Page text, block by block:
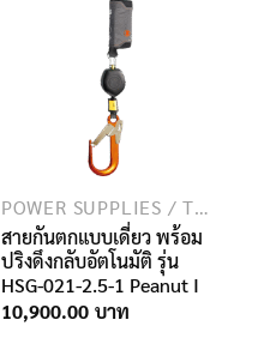
POWER SUPPLIES / TRANSMISSION / TELECOMMUNICATION
สายกันตกแบบเดี่ยว พร้อม
ปริงดึงกลับอัตโนมัติ รุ่น
HSG-021-2.5-1 Peanut I
10,900.00